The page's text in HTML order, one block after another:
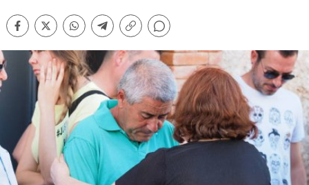
Facebook
TwitterWhatsappTelegram
Copiar
Comentarios